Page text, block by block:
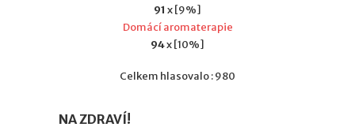
91 x [9%]
Domácí aromaterapie
94x [10%]
Celkem hlasovalo : 980
NA ZDRAVÍ!